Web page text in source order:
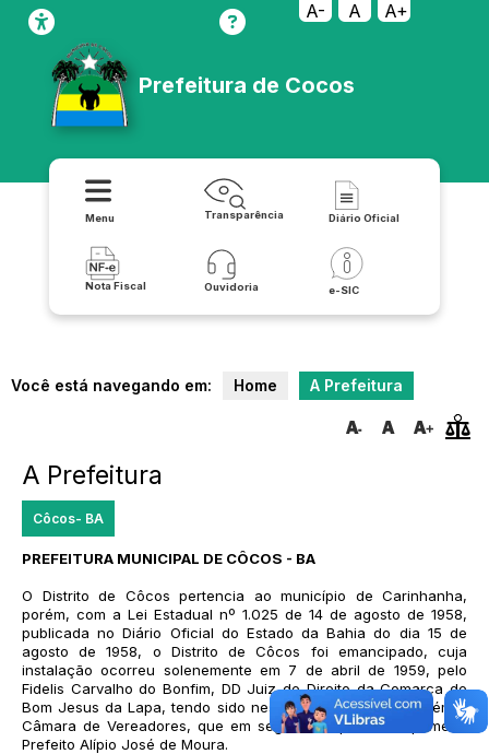
A- A A+
Prefeitura de Cocos
Menu Transparência Diário Oficial
Nota Fiscal Ouvidoria e-SIC
Você está navegando em: Home A Prefeitura
A Prefeitura
Côcos- BA
PREFEITURA MUNICIPAL DE CÔCOS - BA
O Distrito de Côcos pertencia ao município de Carinhanha,
porém, com a Lei Estadual nº 1.025 de 14 de agosto de 1958,
publicada no Diário Oficial do Estado da Bahia do dia 15 de
agosto de 1958, o Distrito de Côcos foi emancipado, cuja
instalação ocorreu solenemente em 7 de abril de 1959, pelo
Fidelis Carvalho do Bonfim, DD Juiz de Direito da Comarca de
Bom Jesus da Lapa, tendo sido nesta data instalada também a
Câmara de Vereadores, que em seguida empossou o primeiro
Prefeito Alípio José de Moura.